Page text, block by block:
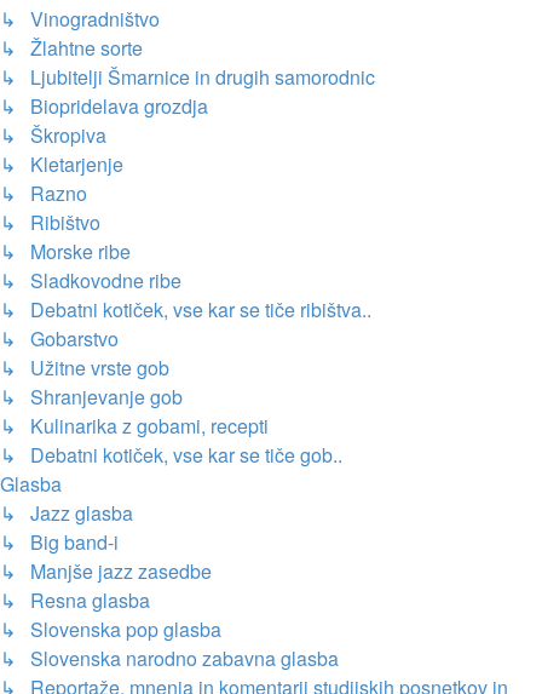
↳ Vinogradništvo
↳ Žlahtne sorte
↳ Ljubitelji Šmarnice in drugih samorodnic
↳ Biopridelava grozdja
↳ Škropiva
↳ Kletarjenje
↳ Razno
↳ Ribištvo
↳ Morske ribe
↳ Sladkovodne ribe
↳ Debatni kotiček, vse kar se tiče ribištva..
↳ Gobarstvo
↳ Užitne vrste gob
↳ Shranjevanje gob
↳ Kulinarika z gobami, recepti
↳ Debatni kotiček, vse kar se tiče gob..
Glasba
↳ Jazz glasba
↳ Big band-i
↳ Manjše jazz zasedbe
↳ Resna glasba
↳ Slovenska pop glasba
↳ Slovenska narodno zabavna glasba
↳ Reportaže, mnenja in komentarji studijskih posnetkov in